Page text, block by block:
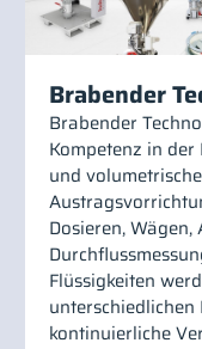
Brabender
Brabender
Kompetenz in
und
Dosieren,
Flüssigkeiten
kontinuierliche